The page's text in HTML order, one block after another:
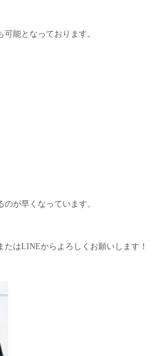
能となっております。
が早くなっています。
はLINEからよろしくお願いします！